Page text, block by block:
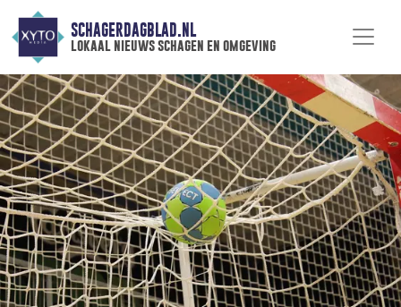
SCHAGERDAGBLAD.NL
lokaal nieuws schagen en omgeving